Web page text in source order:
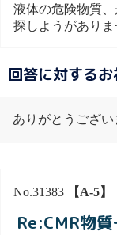
液体の危険物質
探しようがありま
回答に対する
ありがとうござい
No.31383 【A-5】
Re:CMR